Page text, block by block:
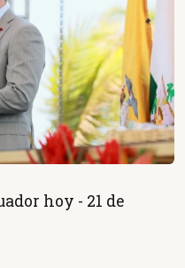
hoy - 21 de